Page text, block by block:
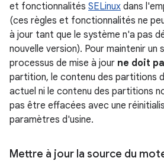
et fonctionnalités SELinux dans
(ces règles et fonctionnalités ne
à jour tant que le système n'a pas
nouvelle version). Pour maintenir un
processus de mise à jour ne doit
partition, le contenu des partitions
actuel ni le contenu des partitions
pas être effacées avec une
paramètres d'usine.
Mettre à jour la source du